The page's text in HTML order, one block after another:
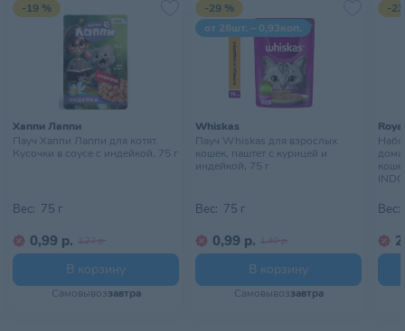
-19 %
Хаппи Лаппи
Пауч Хаппи Лаппи для котят.
Кусочки в соусе с индейкой, 75 г
Вес: 75 г
0,99 р. 1,22 р.
В корзину
Самовывоззавтра
-29 %
от 28шт. – 0,93коп.
Whiskas
Пауч Whiskas для взрослых
кошек, паштет с курицей и
индейкой, 75 г
Вес: 75 г
0,99 р. 1,40 р.
В корзину
Самовывоззавтра
-
Вес: